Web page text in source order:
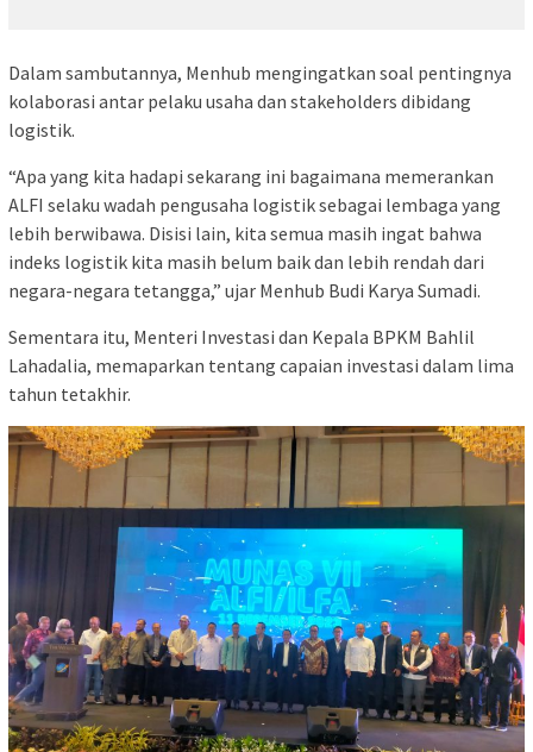
Dalam sambutannya, Menhub mengingatkan soal pentingnya
kolaborasi antar pelaku usaha dan stakeholders dibidang
logistik.
“Apa yang kita hadapi sekarang ini bagaimana memerankan
ALFI selaku wadah pengusaha logistik sebagai lembaga yang
lebih berwibawa. Disisi lain, kita semua masih ingat bahwa
indeks logistik kita masih belum baik dan lebih rendah dari
negara-negara tetangga,” ujar Menhub Budi Karya Sumadi.
Sementara itu, Menteri Investasi dan Kepala BPKM Bahlil
Lahadalia, memaparkan tentang capaian investasi dalam lima
tahun tetakhir.